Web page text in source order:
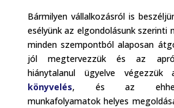
Bármilyen vállalkozásról is
esélyünk az elgondolásunk szerinti
minden szempontból alaposan
jól megtervezzük és az
hiánytalanul ügyelve
könyvelés, és az ehhez
munkafolyamatok helyes